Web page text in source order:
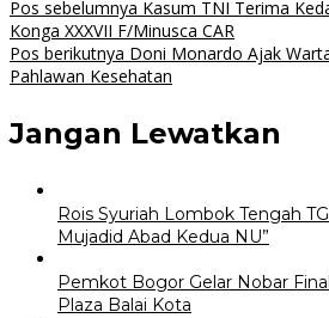
Navigasi
pos
Pos sebelumnya Kasum TNI Terima
Konga XXXVII F/Minusca CAR
Pos berikutnya Doni Monardo Ajak
Pahlawan Kesehatan
Jangan Lewatkan
Rois Syuriah Lombok Tengah
Mujadid Abad Kedua NU”
Pemkot Bogor Gelar Nobar
Plaza Balai Kota